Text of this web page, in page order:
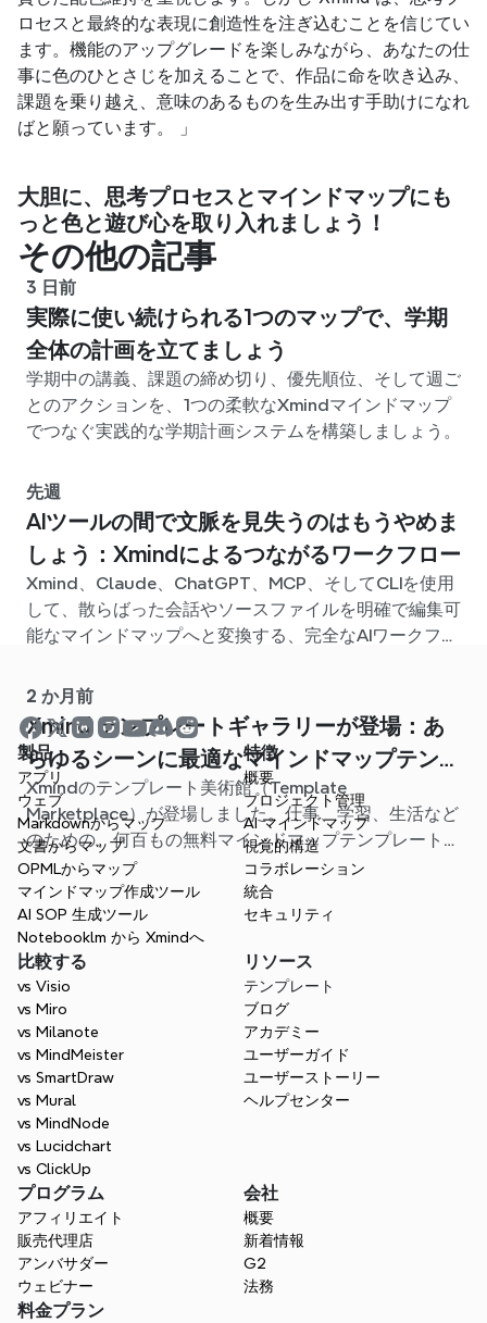
ロセスと最終的な表現に創造性を注ぎ込むことを信じてい
ます。機能のアップグレードを楽しみながら、あなたの仕
事に色のひとさじを加えることで、作品に命を吹き込み、
課題を乗り越え、意味のあるものを生み出す手助けになれ
ばと願っています。 」
大胆に、思考プロセスとマインドマップにも
っと色と遊び心を取り入れましょう！
その他の記事
3 日前
実際に使い続けられる1つのマップで、学期
全体の計画を立てましょう
学期中の講義、課題の締め切り、優先順位、そして週ご
とのアクションを、1つの柔軟なXmindマインドマップ
でつなぐ実践的な学期計画システムを構築しましょう。
先週
AIツールの間で文脈を見失うのはもうやめま
しょう：Xmindによるつながるワークフロー
Xmind、Claude、ChatGPT、MCP、そしてCLIを使用
して、散らばった会話やソースファイルを明確で編集可
能なマインドマップへと変換する、完全なAIワークフロ
2 か月前
Xmind テンプレートギャラリーが登場：あ
らゆるシーンに最適なマインドマップテンプ
レートが見つかります
Xmindのテンプレート美術館（Template
Marketplace）が登場しました。仕事、学習、生活など
のための、何百もの無料マインドマップテンプレートが
用意されています。最適なスタート地点を見つけ、白紙
から始める手間を省きましょう。
製品
アプリ
ウェブ
Markdownからマップ
文書からマップ
OPMLからマップ
マインドマップ作成ツール
AI SOP 生成ツール
Notebooklm から Xmindへ
特徴
概要
プロジェクト管理
AI マインドマップ
視覚的構造
コラボレーション
統合
セキュリティ
比較する
vs Visio
vs Miro
vs Milanote
vs MindMeister
vs SmartDraw
vs Mural
vs MindNode
vs Lucidchart
vs ClickUp
リソース
テンプレート
ブログ
アカデミー
ユーザーガイド
ユーザーストーリー
ヘルプセンター
プログラム
アフィリエイト
販売代理店
アンバサダー
ウェビナー
会社
概要
新着情報
G2
法務
料金プラン